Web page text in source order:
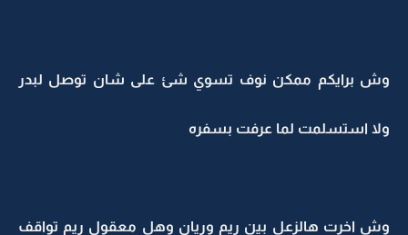
وش برايكم ممكن نوف تسوي شئ على شان توصل لبدر
ولا استسلمت لما عرفت بسفره
وش اخرت هالزعل بين ريم وريان وهل معقول ريم تواقف